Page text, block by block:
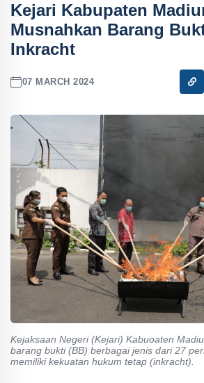
Kejari Kabupaten
Musnahkan Barang
Inkracht
07 MARCH 2024
Kejaksaan Negeri (Kejari) Kabuoaten
barang bukti (BB) berbagai jenis dari 27
memiliki kekuatan hukum tetap (inkracht).